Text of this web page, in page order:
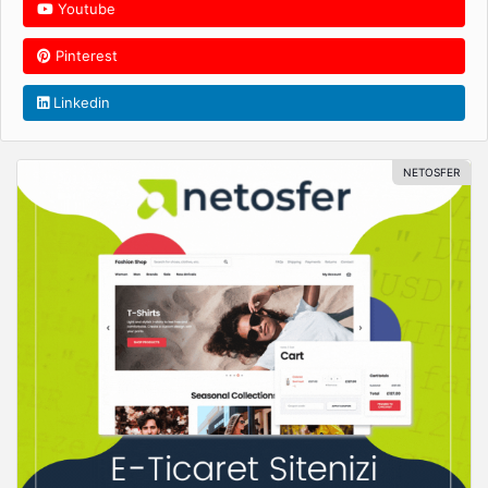
Youtube
Pinterest
Linkedin